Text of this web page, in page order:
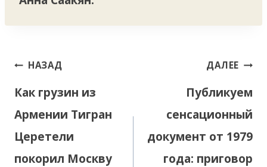
Навигация
записям
НАЗАД
Как грузин из
Армении Тигран
Церетели
покорил Москву
ДАЛЕЕ
Публикуем
сенсационный
документ от 1979
года: приговор